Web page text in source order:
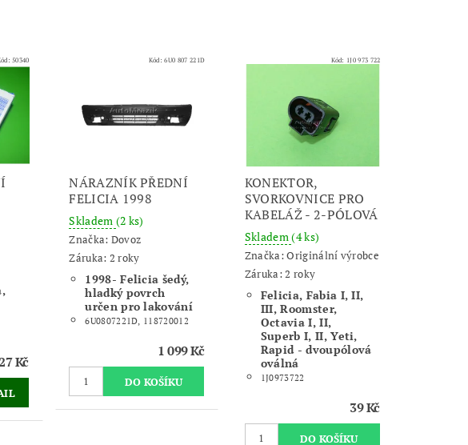
50340
Kč
Kód:6U0 807 221D
NÁRAZNÍK PŘEDNÍ
FELICIA 1998
Skladem (2 ks)
Značka: Dovoz
Záruka: 2 roky
1998- Felicia šedý,
hladký povrch
určen pro lakování
6U0807221D, 118720012
1 099 Kč
Kód: 1J0 973 722
KONEKTOR,
SVORKOVNICE PRO
KABELÁŽ - 2-PÓLOVÁ
Skladem(4 ks)
Značka:Originální výrobce
Záruka: 2 roky
Felicia, Fabia I, II,
III, Roomster,
Octavia I, II,
Superb I, II, Yeti,
Rapid - dvoupólová
oválná
1J0973722
39 Kč